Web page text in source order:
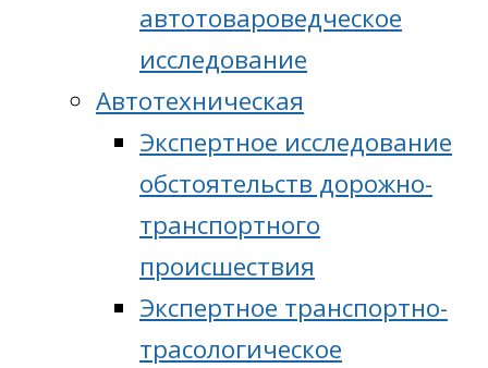
автотовароведческое
исследование
Автотехническая
Экспертное исследование
обстоятельств дорожно-
транспортного
происшествия
Экспертное транспортно-
трасологическое